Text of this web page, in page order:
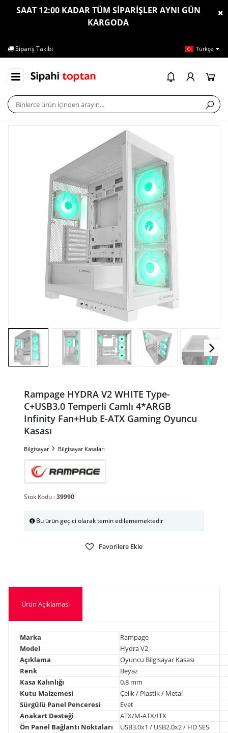
SAAT 12:00 KADAR TÜM SİPARİŞLER AYNI GÜN
KARGODA
Sipariş Takibi Türkçe
Rampage HYDRA V2 WHITE Type-
C+USB3.0 Temperli Camlı 4*ARGB
Infinity Fan+Hub E-ATX Gaming Oyuncu
Kasası
Bilgisayar Bilgisayar Kasaları
Stok Kodu :39990
Bu ürün geçici olarak temin edilememektedir
Favorilere Ekle
Ürün Açıklaması
Marka
Rampage
Model
Hydra V2
Açıklama
Oyuncu Bilgisayar Kasası
Renk
Beyaz
Kasa Kalınlığı
0,8 mm
Kutu Malzemesi
Çelik / Plastik / Metal
Sürgülü Panel Penceresi
Evet
Anakart Desteği
ATX/M-ATX/ITX
Ön Panel Bağlantı Noktaları
USB3.0x1 / USB2.0x2 / HD SES